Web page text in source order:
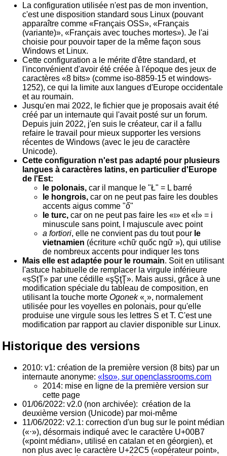
La configuration utilisée n'est pas de mon invention,
c'est une disposition standard sous Linux (pouvant
apparaître comme «Français OSS», «Français
(variante)», «Français avec touches mortes»). Je l'ai
choisie pour pouvoir taper de la même façon sous
Windows et Linux.
Cette configuration a le mérite d'être standard, et
l'inconvénient d'avoir été créée à l'époque des jeux de
caractères «8 bits» (comme iso-8859-15 et windows-
1252), ce qui la limite aux langues d'Europe occidentale
et au roumain.
Jusqu'en mai 2022, le fichier que je proposais avait été
créé par un internaute qui l'avait posté sur un forum.
Depuis juin 2022, j'en suis le créateur, car il a fallu
refaire le travail pour mieux supporter les versions
récentes de Windows (avec le jeu de caractère
Unicode).
Cette configuration n'est pas adapté pour plusieurs
langues à caractères latins, en particulier d'Europe
de l'Est:
le polonais, car il manque le "Ł" = L barré
le hongrois, car on ne peut pas faire les doubles
accents aigus comme "ő"
le turc, car on ne peut pas faire les «ı» et «İ» = i
minuscule sans point, I majuscule avec point
a fortiori, elle ne convient pas du tout pour le
vietnamien (écriture «chữ quốc ngữ »), qui utilise
de nombreux accents pour indiquer les tons
Mais elle est adaptée pour le roumain. Soit en utilisant
l'astuce habituelle de remplacer la virgule inférieure
«șȘțȚ» par une cédille «şŞţŢ». Mais aussi, grâce à une
modification spéciale du tableau de composition, en
utilisant la touche morteOgonek«˛», normalement
utilisée pour les voyelles en polonais, pour qu'elle
produise une virgule sous les lettres S et T. C'est une
modification par rapport au clavier disponible sur Linux.
Historique des versions
2010: v1: création de la première version (8 bits) par un
internaute anonyme:«Iso», sur openclassrooms.com
2014: mise en ligne de la première version sur
cette page
01/06/2022: v2.0 (non archivée): création de la
deuxième version (Unicode) par moi-même
11/06/2022: v2.1: correction d'un bug sur le point médian
(«⋅»), désormais indiqué avec le caractère U+00B7
(«point médian», utilisé en catalan et en géorgien), et
non plus avec le caractère U+22C5 («opérateur point»,